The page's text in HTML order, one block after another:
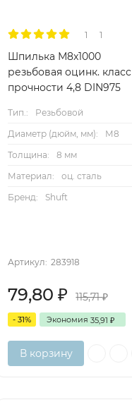
1 1
Шпилька М8x1000
резьбовая оцинк. класс
прочности 4,8 DIN975
Тип.:
Резьбовой
Диаметр (дюйм, мм):
М8
Толщина:
8 мм
Материал:
оц. сталь
Бренд:
Shuft
Артикул: 283918
79,80₽ 115,71₽
- 31% Экономия35,91₽
В корзину